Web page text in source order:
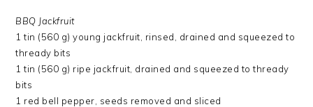
BBQ Jackfruit
1 tin (560 g) young jackfruit, rinsed, drained and squeezed to
thready bits
1 tin (560 g) ripe jackfruit, drained and squeezed to thready
bits
1 red bell pepper, seeds removed and sliced